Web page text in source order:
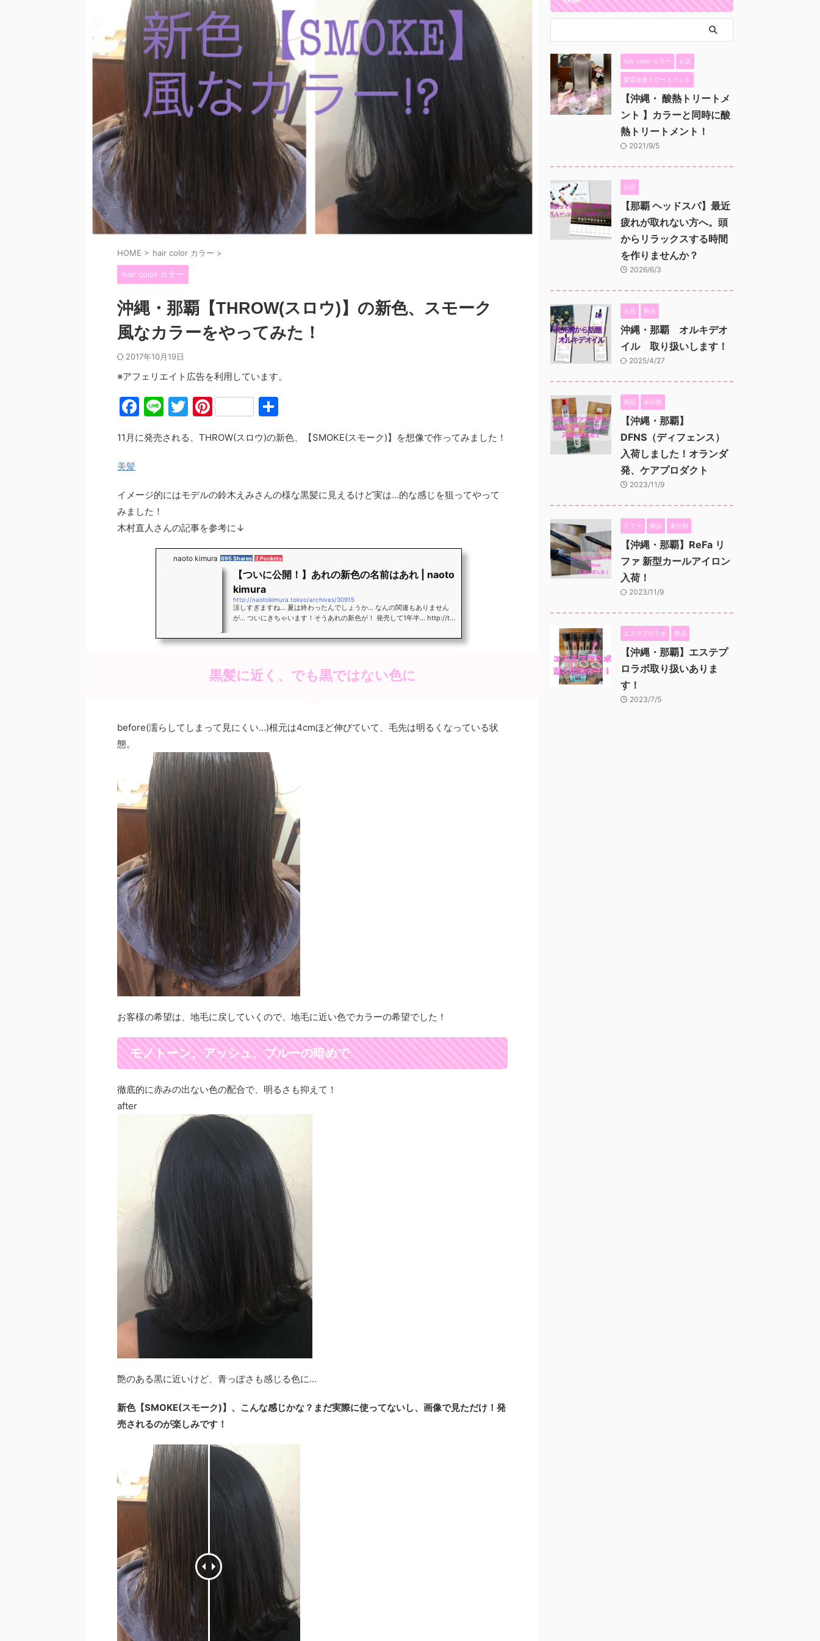
HOME > hair color カラー >
hair color カラー
沖縄・那覇【THROW(スロウ)】の新色、スモーク
風なカラーをやってみた！
2017年10月19日
※アフェリエイト広告を利用しています。
F
c
o
o
Li
e
T
itt
Pi
er
st
11月に発売される、THROW(スロウ)の新色、【SMOKE(スモーク)】を想像で作ってみました！
美髪
イメージ的にはモデルの鈴木えみさんの様な黒髪に見えるけど実は…的な感じを狙ってやって
みました！
木村直人さんの記事を参考に↓
naoto kimura 695 Shares 2 Pockets
【ついに公開！】あれの新色の名前はあれ | naoto
kimura
http://naotokimura.tokyo/archives/30915
涼しすぎますね… 夏は終わったんでしょうか… なんの関連もありません
が… ついにきちゃいます！そうあれの新色が！ 発売して1年半… http://thr
なったプロフェッショナルヘアカラー剤… 「THROW(スロウ)」 とにか
黒髪に近く、でも黒ではない色に
before(濡らしてしまって見にくい…)根元は4cmほど伸びていて、毛先は明るくなっている状
態。
お客様の希望は、地毛に戻していくので、地毛に近い色でカラーの希望でした！
モノトーン、アッシュ、ブルーの暗めで
徹底的に赤みの出ない色の配合で、明るさも抑えて！
after
艶のある黒に近いけど、青っぽさも感じる色に…
新色【SMOKE(スモーク)】、こんな感じかな？まだ実際に使ってないし、画像で見ただけ！発
売されるのが楽しみです！
hair color カラー お店
髪質改善トリートメント
【沖縄・ 酸熱トリートメ
ント 】カラーと同時に酸
熱トリートメント！
2021/9/5
お店
【那覇 ヘッドスパ】最近
疲れが取れない方へ。頭
からリラックスする時間
を作りませんか？
2026/6/3
お店 商品
沖縄・那覇 オルキデオ
イル 取り扱いします！
2025/4/27
商品 未分類
【沖縄・那覇】
DFNS（ディフェンス）
入荷しました！オランダ
発、ケアプロダクト
2023/11/9
リファ 商品 未分類
【沖縄・那覇】ReFa リ
ファ 新型カールアイロン
入荷！
2023/11/9
エステプロラボ 商品
【沖縄・那覇】エステプ
ロラボ取り扱いありま
す！
2023/7/5